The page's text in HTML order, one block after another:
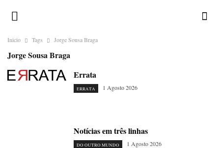
Inicio Tags Jorge Sousa Braga
Jorge Sousa Braga
Errata
ERRATA 1 Agosto 2026
Notícias em três linhas
DO OUTRO MUNDO 1 Agosto 2026